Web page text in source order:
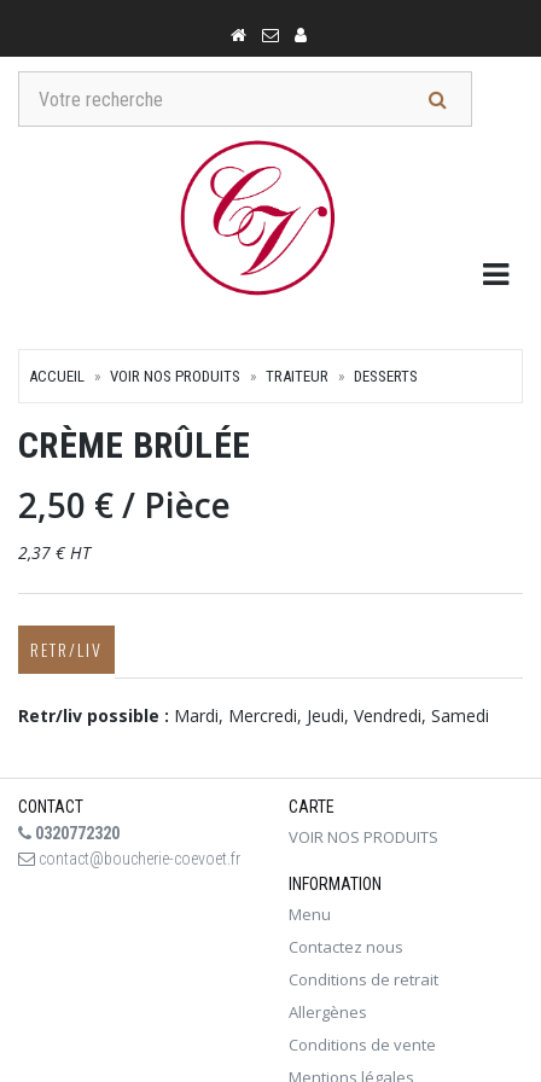
ACCUEIL VOIR NOS PRODUITS TRAITEUR DESSERTS
CRÈME BRÛLÉE
2,50 €/ Pièce
2,37 € HT
RETR/LIV
Retr/liv possible : Mardi, Mercredi, Jeudi, Vendredi, Samedi
CONTACT
0320772320
contact@boucherie-coevoet.fr
CARTE
VOIR NOS PRODUITS
INFORMATION
Menu
Contactez nous
Conditions de retrait
Allergènes
Conditions de vente
Mentions légales